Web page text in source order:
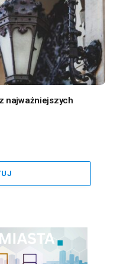
najważniejszych